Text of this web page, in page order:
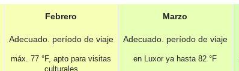
Febrero
Adecuado. período de viaje
máx. 77 °F, apto para visitas
culturales
Marzo
Adecuado. período de viaje
en Luxor ya hasta 82 °F